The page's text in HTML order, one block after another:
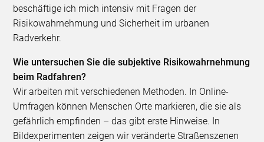
beschäftige ich mich intensiv mit Fragen der
Risikowahrnehmung und Sicherheit im urbanen
Radverkehr.
Wie untersuchen Sie die subjektive Risikowahrnehmung
beim Radfahren?
Wir arbeiten mit verschiedenen Methoden. In Online-
Umfragen können Menschen Orte markieren, die sie als
gefährlich empfinden – das gibt erste Hinweise. In
Bildexperimenten zeigen wir veränderte Straßenszenen